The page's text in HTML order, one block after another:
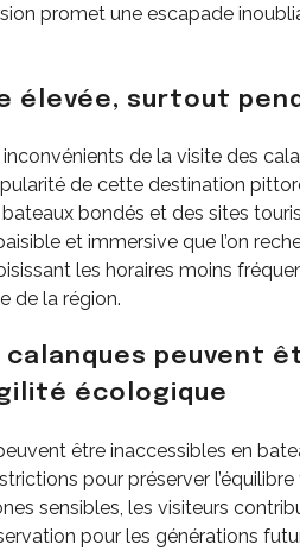
promet une escapade
élevée, surtout
inconvénients de la visite des
de cette destination
bondés et des sites
et immersive que l’on
les horaires moins
de la région.
peuvent
écologique
être inaccessibles en
pour préserver
sensibles, les visiteurs
pour les générations